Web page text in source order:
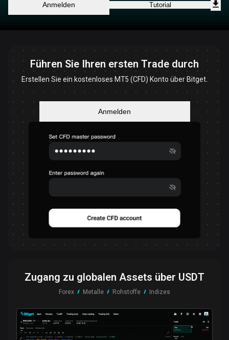
Anmelden Tutorial
Führen Sie Ihren ersten Trade durch
Erstellen Sie ein kostenloses MT5 (CFD) Konto über Bitget.
Anmelden
Zugang zu globalen Assets über USDT
Forex Metalle Rohstoffe Indizes